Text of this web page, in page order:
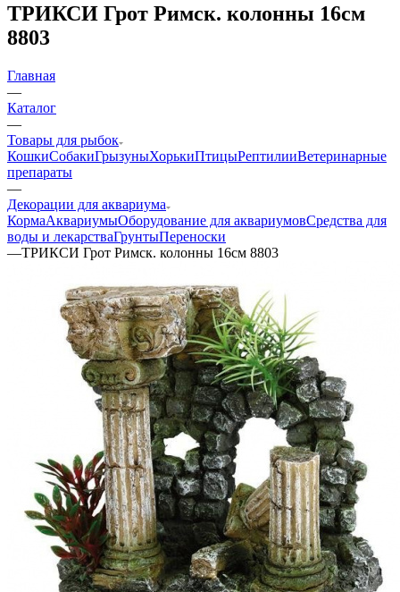
ТРИКСИ Грот Римск. колонны 16см
8803
Главная
—
Каталог
—
Товары для рыбок
КошкиСобакиГрызуныХорькиПтицыРептилииВетеринарные
препараты
—
Декорации для аквариума
КормаАквариумыОборудование для аквариумовСредства для
воды и лекарстваГрунтыПереноски
—ТРИКСИ Грот Римск. колонны 16см 8803